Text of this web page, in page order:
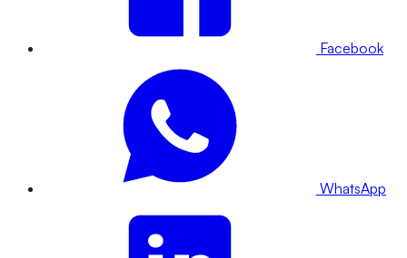
Facebook
WhatsApp